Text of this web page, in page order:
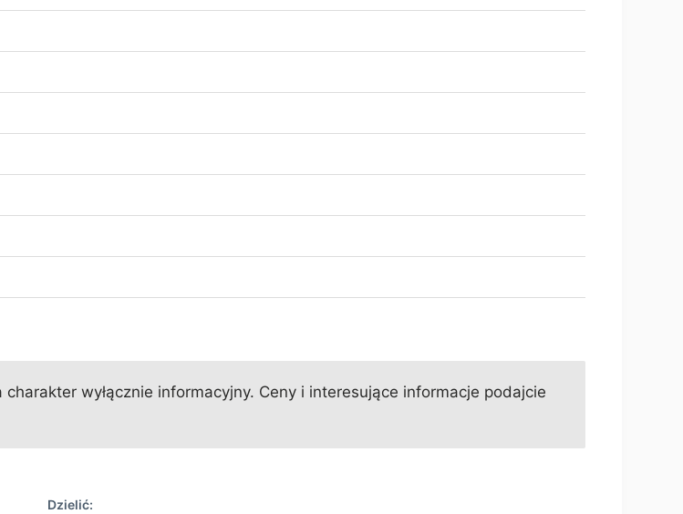
wyłącznie informacyjny. Ceny i interesujące informacje podajcie
Dzielić: